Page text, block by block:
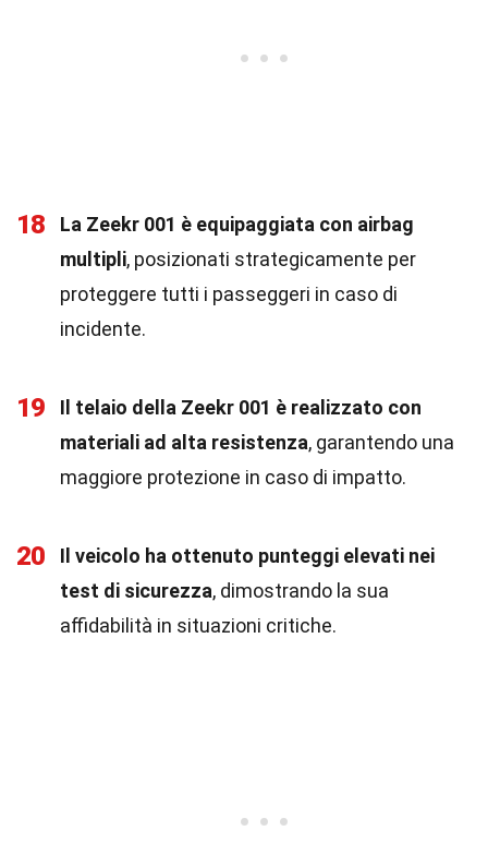
18
La Zeekr 001 è equipaggiata con airbag
multipli, posizionati strategicamente per
proteggere tutti i passeggeri in caso di
incidente.
19
Il telaio della Zeekr 001 è realizzato con
materiali ad alta resistenza, garantendo una
maggiore protezione in caso di impatto.
20
Il veicolo ha ottenuto punteggi elevati nei
test di sicurezza, dimostrando la sua
affidabilità in situazioni critiche.